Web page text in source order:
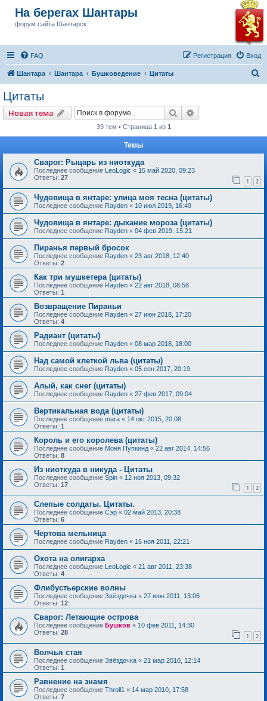
На берегах Шантары
форум сайта Шантарск
FAQ Вход
Регистрация
Шантара Шантара Бушковедение Цитаты
Цитаты
Новая тема Поиск
39 тем • Страница 1 из 1
Темы
Сварог: Рыцарь из ниоткуда
Последнее сообщение LeoLogic « 15 май 2020, 09:23
Ответы: 27 1 2
Чудовища в янтаре: улица моя тесна (цитаты)
Последнее сообщение Rayden « 10 июл 2019, 16:49
Чудовища в янтаре: дыхание мороза (цитаты)
Последнее сообщение Rayden « 04 фев 2019, 15:21
Пиранья первый бросок
Последнее сообщение Rayden « 23 авг 2018, 12:40
Ответы: 2
Как три мушкетера (цитаты)
Последнее сообщение Rayden « 22 авг 2018, 08:58
Ответы: 1
Возвращение Пираньи
Последнее сообщение Rayden « 27 июн 2018, 17:20
Ответы: 4
Радиант (цитаты)
Последнее сообщение Rayden « 08 мар 2018, 18:00
Над самой клеткой льва (цитаты)
Последнее сообщение Rayden « 05 сен 2017, 20:19
Алый, как снег (цитаты)
Последнее сообщение Rayden « 27 фев 2017, 09:04
Вертикальная вода (цитаты)
Последнее сообщение mara « 14 окт 2015, 20:08
Ответы: 1
Король и его королева (цитаты)
Последнее сообщение Моня Пупкинд « 22 авг 2014, 14:56
Ответы: 8
Из ниоткуда в никуда - Цитаты
Последнее сообщение Spin « 12 ноя 2013, 09:32
Ответы: 17 1 2
Слепые солдаты. Цитаты.
Последнее сообщение Сэр « 02 май 2013, 20:38
Ответы: 6
Чертова мельница
Последнее сообщение Rayden « 16 ноя 2011, 22:21
Охота на олигарха
Последнее сообщение LeoLogic « 21 авг 2011, 23:38
Ответы: 4
Флибустьерские волны
Последнее сообщение Звёздочка « 27 июн 2011, 13:06
Ответы: 12
Сварог: Летающие острова
Последнее сообщение Бушков « 10 фев 2011, 14:30
Ответы: 28 1 2
Волчья стая
Последнее сообщение Звёздочка « 21 мар 2010, 12:14
Ответы: 1
Равнение на знамя
Последнее сообщение Throll1 « 14 мар 2010, 17:58
Ответы: 7